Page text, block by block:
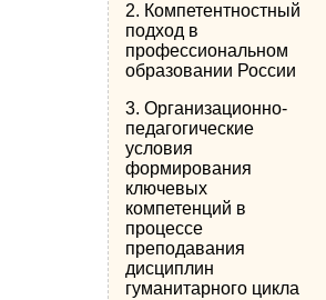
2. Компетентностный
подход в
профессиональном
образовании России
3. Организационно-
педагогические
условия
формирования
ключевых
компетенций в
процессе
преподавания
дисциплин
гуманитарного цикла